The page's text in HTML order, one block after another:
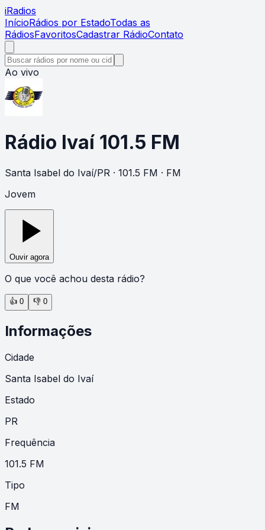
iRadios
InícioRádios por EstadoTodas as
RádiosFavoritosCadastrar RádioContato
Ao vivo
Rádio Ivaí 101.5 FM
Santa Isabel do Ivaí/PR · 101.5 FM · FM
Jovem
Ouvir agora
O que você achou desta rádio?
👍 0 👎 0
Informações
Cidade
Santa Isabel do Ivaí
Estado
PR
Frequência
101.5 FM
Tipo
FM